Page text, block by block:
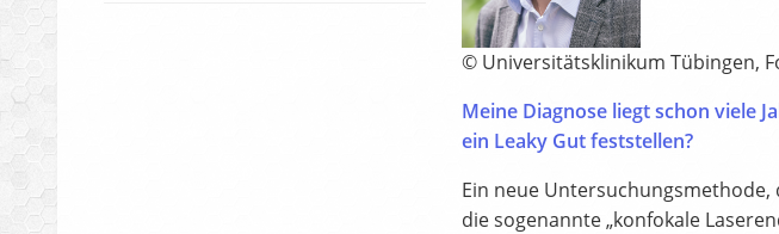
© Universitätsklinikum Tübingen,
Meine Diagnose liegt schon viele
ein Leaky Gut feststellen?
Ein neue
die sogenannte „konfokale